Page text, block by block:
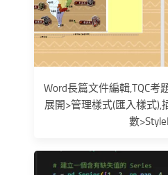
Word長篇文件編輯,TQC考
展開>管理樣式(匯入樣式),
數